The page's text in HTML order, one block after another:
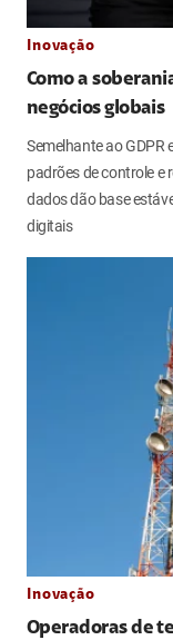
Inovação
Como a
negócios globais
Semelhante ao GDPR
padrões de controle e
dados dão base
digitais
Inovação
Operadoras de